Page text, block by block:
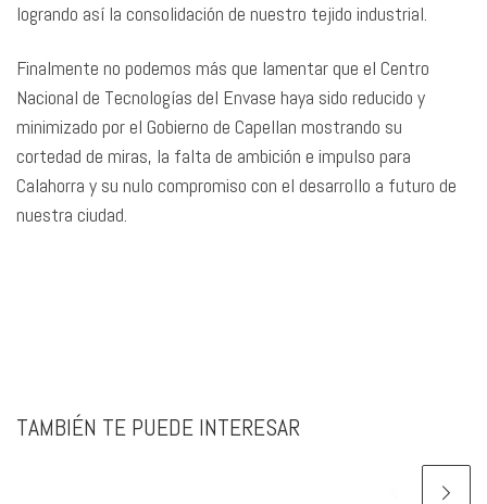
logrando así la consolidación de nuestro tejido industrial.
Finalmente no podemos más que lamentar que el Centro
Nacional de Tecnologías del Envase haya sido reducido y
minimizado por el Gobierno de Capellan mostrando su
cortedad de miras, la falta de ambición e impulso para
Calahorra y su nulo compromiso con el desarrollo a futuro de
nuestra ciudad.
TAMBIÉN TE PUEDE INTERESAR